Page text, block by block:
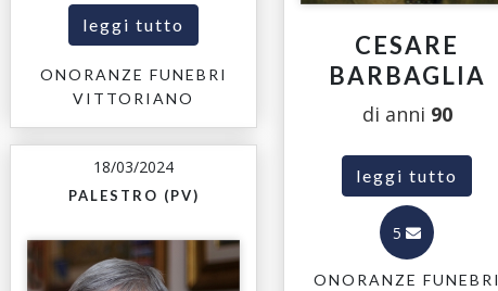
leggi tutto
ONORANZE FUNEBRI
VITTORIANO
CESARE
BARBAGLIA
di anni 90
leggi tutto
5
ONORANZE FUNEBRI
18/03/2024
PALESTRO (PV)